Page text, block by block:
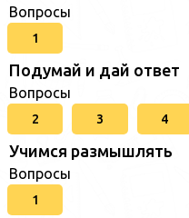
Вопросы
1
Подумай и дай ответ
Вопросы
2 3 4
Учимся размышлять
Вопросы
1